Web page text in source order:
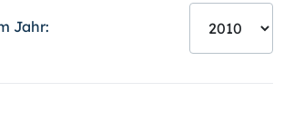
Jahr: